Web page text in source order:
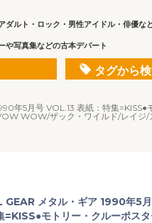
ダルト・ロック・男性アイドル・俳優な
や写真集などの古本デパート
タグから
年5月号 VOL.13 表紙：特集
WOW/ザック・ワイルド/レイジ
GEAR メタル・ギア 1990年5
=KISS●モトリー・クルーポス